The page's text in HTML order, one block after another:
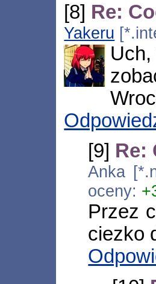
[8] Re:
Yakeru
[9] Re:
Anka
oceny:
Przez
ciezko